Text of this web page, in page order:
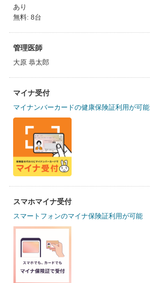
あり
無料: 8台
管理医師
大原 恭太郎
マイナ受付
マイナンバーカードの健康保険証利用が可能
スマホマイナ受付
スマートフォンのマイナ保険証利用が可能